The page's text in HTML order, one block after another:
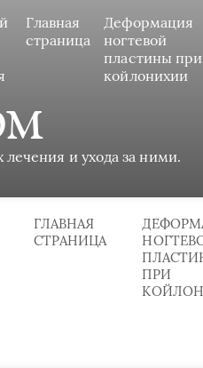
Главная
страница
Деформация
ногтевой
пластины при
койлонихии
лечения и ухода за ними.
ГЛАВНАЯ
СТРАНИЦА
ПРИ